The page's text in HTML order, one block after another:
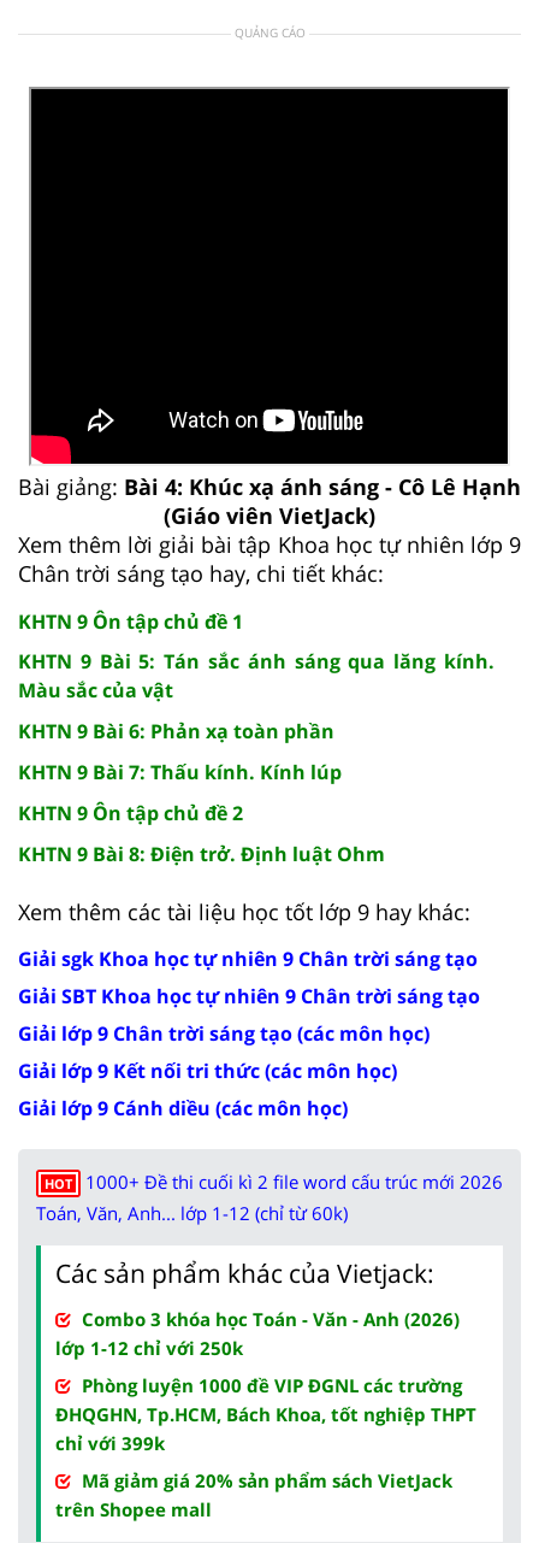
QUẢNG CÁO
Bài giảng: Bài 4: Khúc xạ ánh sáng - Cô Lê Hạnh
(Giáo viên VietJack)
Xem thêm lời giải bài tập Khoa học tự nhiên lớp 9
Chân trời sáng tạo hay, chi tiết khác:
KHTN 9 Ôn tập chủ đề 1
KHTN 9 Bài 5: Tán sắc ánh sáng qua lăng kính.
Màu sắc của vật
KHTN 9 Bài 6: Phản xạ toàn phần
KHTN 9 Bài 7: Thấu kính. Kính lúp
KHTN 9 Ôn tập chủ đề 2
KHTN 9 Bài 8: Điện trở. Định luật Ohm
Xem thêm các tài liệu học tốt lớp 9 hay khác:
Giải sgk Khoa học tự nhiên 9 Chân trời sáng tạo
Giải SBT Khoa học tự nhiên 9 Chân trời sáng tạo
Giải lớp 9 Chân trời sáng tạo (các môn học)
Giải lớp 9 Kết nối tri thức (các môn học)
Giải lớp 9 Cánh diều (các môn học)
HOT
1000+ Đề thi cuối kì 2 file word cấu trúc mới 2026
Toán, Văn, Anh... lớp 1-12 (chỉ từ 60k)
Các sản phẩm khác của Vietjack:
Combo 3 khóa học Toán - Văn - Anh (2026)
lớp 1-12 chỉ với 250k
Phòng luyện 1000 đề VIP ĐGNL các trường
ĐHQGHN, Tp.HCM, Bách Khoa, tốt nghiệp THPT
chỉ với 399k
Mã giảm giá 20% sản phẩm sách VietJack
trên Shopee mall